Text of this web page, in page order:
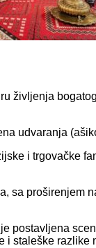
življenja
udvaranja
i trgovačke
sa
i staleške razlike